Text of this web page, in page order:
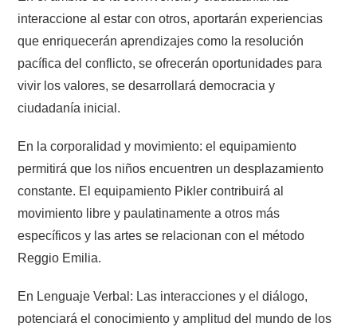
interaccione al estar con otros, aportarán experiencias
que enriquecerán aprendizajes como la resolución
pacífica del conflicto, se ofrecerán oportunidades para
vivir los valores, se desarrollará democracia y
ciudadanía inicial.
En la corporalidad y movimiento: el equipamiento
permitirá que los niños encuentren un desplazamiento
constante. El equipamiento Pikler contribuirá al
movimiento libre y paulatinamente a otros más
específicos y las artes se relacionan con el método
Reggio Emilia.
En Lenguaje Verbal: Las interacciones y el diálogo,
potenciará el conocimiento y amplitud del mundo de los